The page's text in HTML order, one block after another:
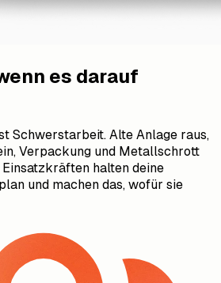
es darauf
Schwerstarbeit. Alte Anlage raus,
Verpackung und Metallschrott
halten deine
und machen das, wofür sie